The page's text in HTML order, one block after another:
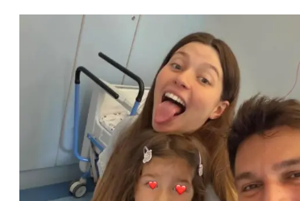
Salute
Viaggi